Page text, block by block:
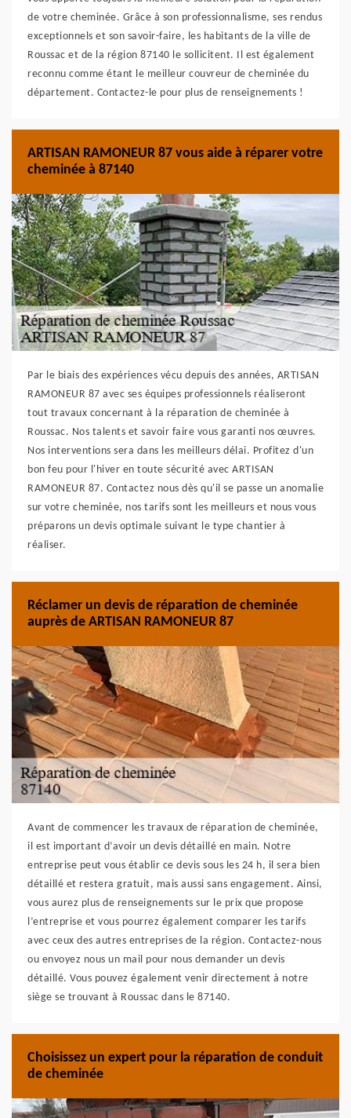
de votre cheminée. Grâce à son professionnalisme, ses rendus
exceptionnels et son savoir-faire, les habitants de la ville de
Roussac et de la région 87140 le sollicitent. Il est également
reconnu comme étant le meilleur couvreur de cheminée du
département. Contactez-le pour plus de renseignements !
ARTISAN RAMONEUR 87 vous aide à réparer votre
cheminée à 87140
Par le biais des expériences vécu depuis des années, ARTISAN
RAMONEUR 87 avec ses équipes professionnels réaliseront
tout travaux concernant à la réparation de cheminée à
Roussac. Nos talents et savoir faire vous garanti nos œuvres.
Nos interventions sera dans les meilleurs délai. Profitez d'un
bon feu pour l'hiver en toute sécurité avec ARTISAN
RAMONEUR 87. Contactez nous dès qu'il se passe un anomalie
sur votre cheminée, nos tarifs sont les meilleurs et nous vous
préparons un devis optimale suivant le type chantier à
réaliser.
Réclamer un devis de réparation de cheminée
auprès de ARTISAN RAMONEUR 87
Avant de commencer les travaux de réparation de cheminée,
il est important d’avoir un devis détaillé en main. Notre
entreprise peut vous établir ce devis sous les 24 h, il sera bien
détaillé et restera gratuit, mais aussi sans engagement. Ainsi,
vous aurez plus de renseignements sur le prix que propose
l’entreprise et vous pourrez également comparer les tarifs
avec ceux des autres entreprises de la région. Contactez-nous
ou envoyez nous un mail pour nous demander un devis
détaillé. Vous pouvez également venir directement à notre
siège se trouvant à Roussac dans le 87140.
Choisissez un expert pour la réparation de conduit
de cheminée